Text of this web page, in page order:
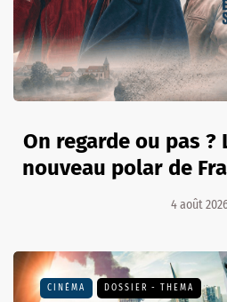
On regarde ou pas ?
nouveau polar de
4 août
CINÉMA DOSSIER - THEMA